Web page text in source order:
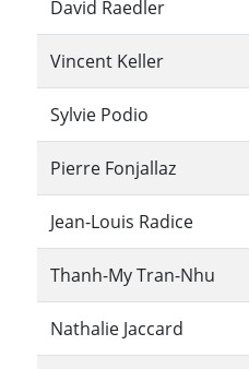
David Raedler
Vincent Keller
Sylvie Podio
Pierre Fonjallaz
Jean-Louis Radice
Thanh-My Tran-Nhu
Nathalie Jaccard